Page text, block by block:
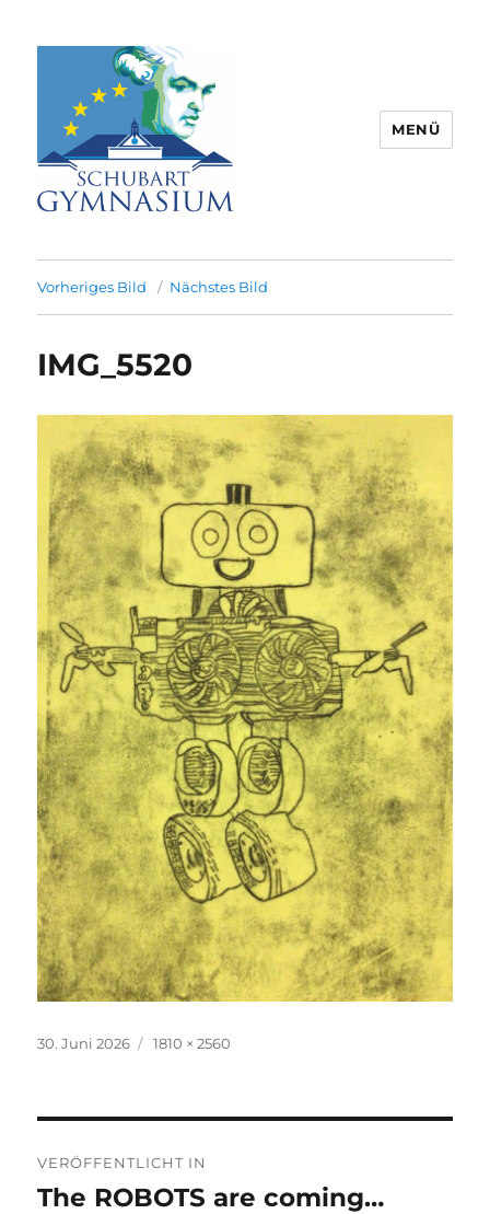
Partnerschule für Europa |
Rombacherstr. 30 | 73430 Aalen
MENÜ
Vorheriges Bild Nächstes Bild
IMG_5520
Veröffentlicht
30. Juni 2026
Volle
1810 × 2560
VERÖFFENTLICHT IN
The ROBOTS are coming…